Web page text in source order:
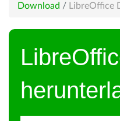
Download / LibreOffice